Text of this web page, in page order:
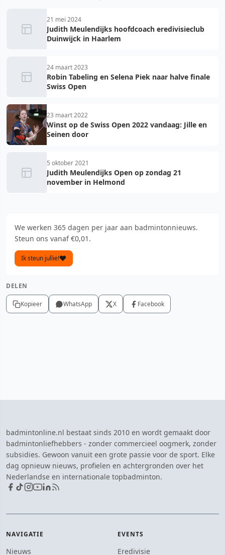
21 mei 2024
Judith Meulendijks hoofdcoach eredivisieclub
Duinwijck in Haarlem
24 maart 2023
Robin Tabeling en Selena Piek naar halve finale
Swiss Open
23 maart 2022
Winst op de Swiss Open 2022 vandaag: Jille en
Seinen door
5 oktober 2021
Judith Meulendijks Open op zondag 21
november in Helmond
We werken 365 dagen per jaar aan badmintonnieuws.
Steun ons vanaf €0,01.
Ik steun jullie!
DELEN
Kopieer WhatsApp X Facebook
badmintonline.nl bestaat sinds 2010 en wordt gemaakt door
badmintonliefhebbers - zonder commercieel oogmerk, zonder
subsidies. Gewoon vanuit een grote passie voor de sport. Elke
dag opnieuw nieuws, profielen en achtergronden over het
Nederlandse en internationale topbadminton.
NAVIGATIE
Nieuws
EVENTS
Eredivisie